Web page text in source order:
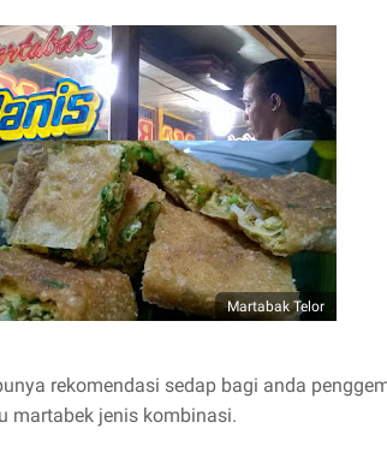
Martabak Telor
rekomendasi sedap bagi anda
martabek jenis kombinasi.